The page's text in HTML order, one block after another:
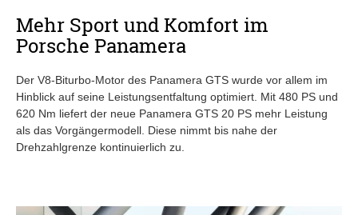
Mehr Sport und Komfort im
Porsche Panamera
Der V8-Biturbo-Motor des Panamera GTS wurde vor allem im
Hinblick auf seine Leistungsentfaltung optimiert. Mit 480 PS und
620 Nm liefert der neue Panamera GTS 20 PS mehr Leistung
als das Vorgängermodell. Diese nimmt bis nahe der
Drehzahlgrenze kontinuierlich zu.